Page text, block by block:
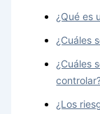
¿Qué es
¿Cuáles
¿Cuáles
¿Los